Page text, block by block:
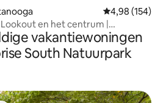
Gemiddelde
4,98 (154)
en het centrum |
vakantiewoningen
South Natuurpark